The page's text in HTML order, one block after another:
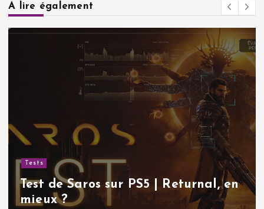
A lire également
Tests
Test de Saros sur PS5 | Returnal, en
mieux ?